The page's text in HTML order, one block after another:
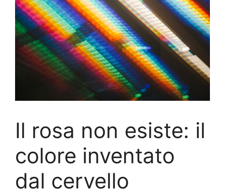
Il rosa non esiste: il
colore inventato
dal cervello